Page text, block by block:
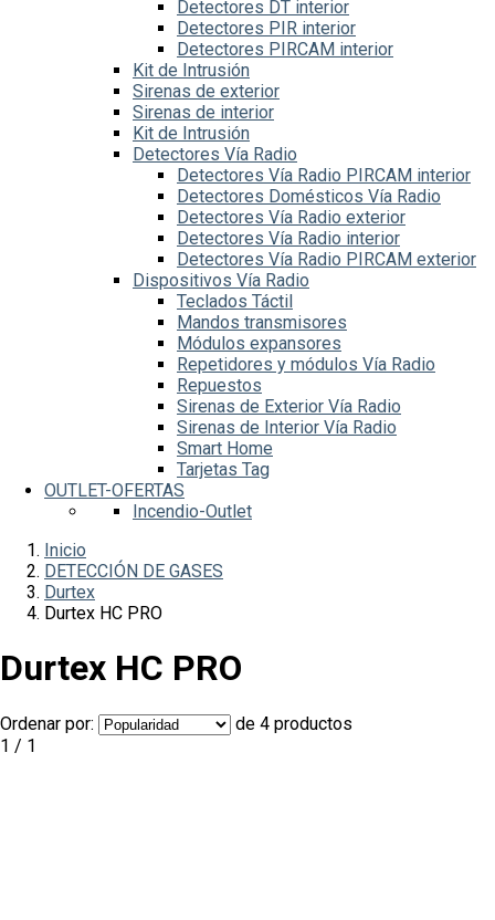
Detectores DT interior
Detectores PIR interior
Detectores PIRCAM interior
Kit de Intrusión
Sirenas de exterior
Sirenas de interior
Kit de Intrusión
Detectores Vía Radio
Detectores Vía Radio PIRCAM interior
Detectores Domésticos Vía Radio
Detectores Vía Radio exterior
Detectores Vía Radio interior
Detectores Vía Radio PIRCAM exterior
Dispositivos Vía Radio
Teclados Táctil
Mandos transmisores
Módulos expansores
Repetidores y módulos Vía Radio
Repuestos
Sirenas de Exterior Vía Radio
Sirenas de Interior Vía Radio
Smart Home
Tarjetas Tag
OUTLET-OFERTAS
Incendio-Outlet
Inicio
DETECCIÓN DE GASES
Durtex
Durtex HC PRO
Durtex HC PRO
Ordenar por:
de 4 productos
1 / 1